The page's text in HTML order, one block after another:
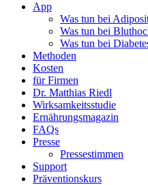
App
Was tun bei
Was tun bei
Was tun bei
Methoden
Kosten
für Firmen
Dr. Matthias Riedl
Wirksamkeitsstudie
Ernährungsmagazin
FAQs
Presse
Pressestimmen
Support
Präventionskurs